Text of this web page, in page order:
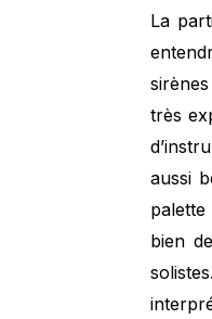
La
très
aussi
bien